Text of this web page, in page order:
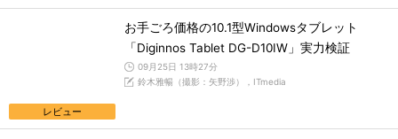
レビュー
お手ごろ価格の10.1型Windowsタブレット
「Diginnos Tablet DG-D10IW」実力検証
09月25日 13時27分
鈴木雅暢（撮影：矢野渉），ITmedia